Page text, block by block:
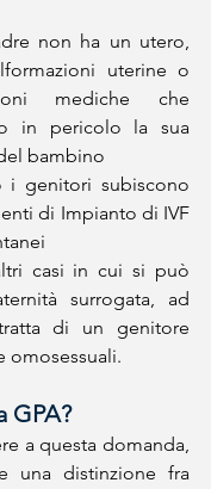
non ha un utero,
uterine o
mediche che
in pericolo la sua
bambino
i genitori subiscono
di Impianto di IVF
casi in cui si può
surrogata, ad
di un genitore
omosessuali.
GPA?
a questa domanda,
una distinzione fra